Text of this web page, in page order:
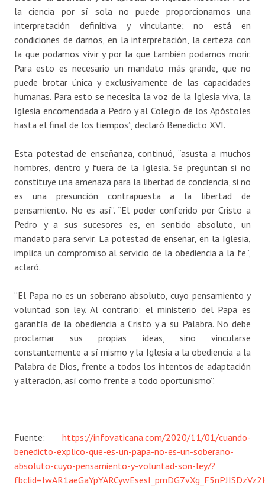
la ciencia por sí sola no puede proporcionarnos una
interpretación definitiva y vinculante; no está en
condiciones de darnos, en la interpretación, la certeza con
la que podamos vivir y por la que también podamos morir.
Para esto es necesario un mandato más grande, que no
puede brotar única y exclusivamente de las capacidades
humanas. Para esto se necesita la voz de la Iglesia viva, la
Iglesia encomendada a Pedro y al Colegio de los Apóstoles
hasta el final de los tiempos”, declaró Benedicto XVI.
Esta potestad de enseñanza, continuó, “asusta a muchos
hombres, dentro y fuera de la Iglesia. Se preguntan si no
constituye una amenaza para la libertad de conciencia, si no
es una presunción contrapuesta a la libertad de
pensamiento. No es así”. “El poder conferido por Cristo a
Pedro y a sus sucesores es, en sentido absoluto, un
mandato para servir. La potestad de enseñar, en la Iglesia,
implica un compromiso al servicio de la obediencia a la fe”,
aclaró.
“El Papa no es un soberano absoluto, cuyo pensamiento y
voluntad son ley. Al contrario: el ministerio del Papa es
garantía de la obediencia a Cristo y a su Palabra. No debe
proclamar sus propias ideas, sino vincularse
constantemente a sí mismo y la Iglesia a la obediencia a la
Palabra de Dios, frente a todos los intentos de adaptación
y alteración, así como frente a todo oportunismo”.
Fuente: https://infovaticana.com/2020/11/01/cuando-
benedicto-explico-que-es-un-papa-no-es-un-soberano-
absoluto-cuyo-pensamiento-y-voluntad-son-ley/?